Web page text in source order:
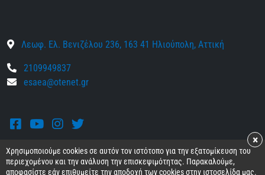
Λεωφ. Ελ. Βενιζέλου 236, 163 41 Ηλιούπολη, Αττική
2109949837
esaea@otenet.gr
FacebookYoutubeInstagram
Twitter
Χρησιμοποιούμε cookies σε αυτόν τον ιστότοπο για την εξατομίκευση του
περιεχομένου και την ανάλυση την επισκεψιμότητας. Παρακαλούμε,
αποφασίστε εάν επιθυμείτε την αποδοχή των cookies στην ιστοσελίδα μας.
×